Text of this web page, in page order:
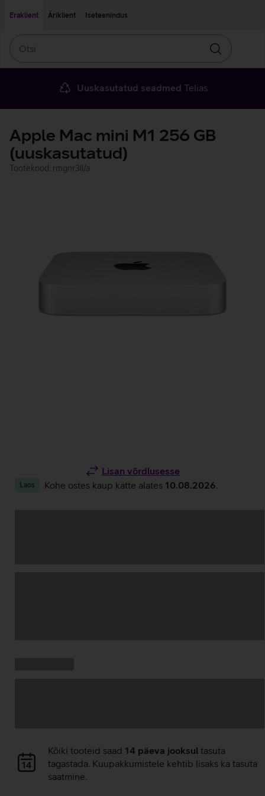
Eraklient
Äriklient Iseteenindus
Otsin
Uuskasutatud seadmed Telias
Apple Mac mini M1 256 GB
(uuskasutatud)
Tootekood: rmgnr3ll/a
Lisan võrdlusesse
Laos Kohe ostes kaup kätte alates 10.08.2026
Andmete
laadimine
Kõiki tooteid saad 14 päeva jooksul tasuta
tagastada. Kuupakkumistele kehtib lisaks ka tasuta
saatmine.